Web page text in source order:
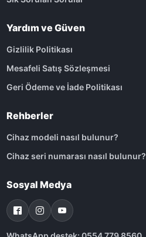
Yardım ve Güven
Gizlilik Politikası
Mesafeli Satış Sözleşmesi
Geri Ödeme ve İade Politikası
Rehberler
Cihaz modeli nasıl bulunur?
Cihaz seri numarası nasıl bulunur?
Sosyal Medya